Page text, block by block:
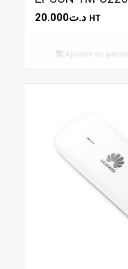
20.000د.ت HT